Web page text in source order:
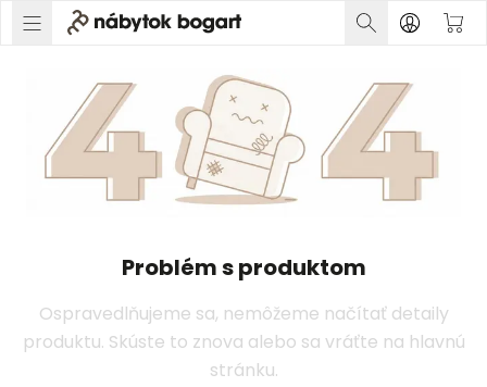
Problém s produktom
Ospravedlňujeme sa, nemôžeme načítať detaily
produktu. Skúste to znova alebo sa vráťte na hlavnú
stránku.